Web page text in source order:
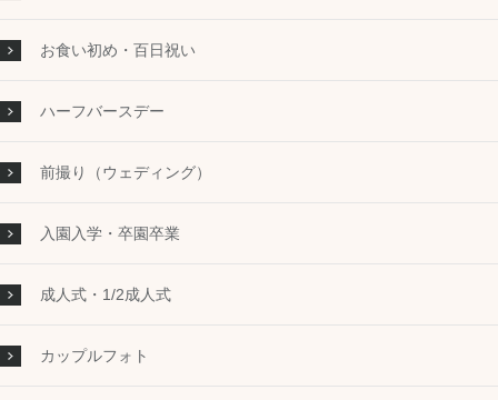
お食い初め・百日祝い
ハーフバースデー
前撮り（ウェディング）
入園入学・卒園卒業
成人式・1/2成人式
カップルフォト